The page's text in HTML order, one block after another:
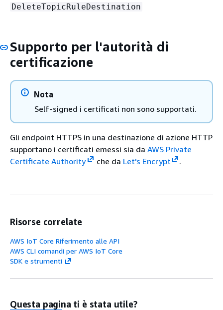
DeleteTopicRuleDestination
Supporto per l'autorità di
certificazione
Nota
Self-signed i certificati non sono supportati.
Gli endpoint HTTPS in una destinazione di azione HTTP
supportano i certificati emessi sia da AWS Private
Certificate Authority
che da Let's Encrypt .
Risorse correlate
AWS IoT Core Riferimento alle API
AWS CLI comandi per AWS IoT Core
SDK e strumenti
Questa pagina ti è stata utile?